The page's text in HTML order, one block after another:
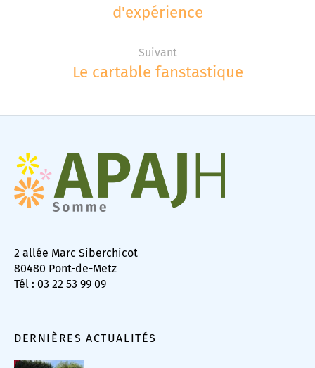
d'expérience
Suivant
Le cartable fanstastique
2 allée Marc Siberchicot
80480 Pont-de-Metz
Tél : 03 22 53 99 09
DERNIÈRES ACTUALITÉS